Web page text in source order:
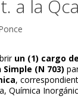
a la
un (1) cargo
(N 703)
,
Química